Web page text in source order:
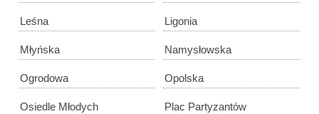
Leśna Ligonia
Młyńska Namysłowska
Ogrodowa Opolska
Osiedle Młodych Plac Partyzantów